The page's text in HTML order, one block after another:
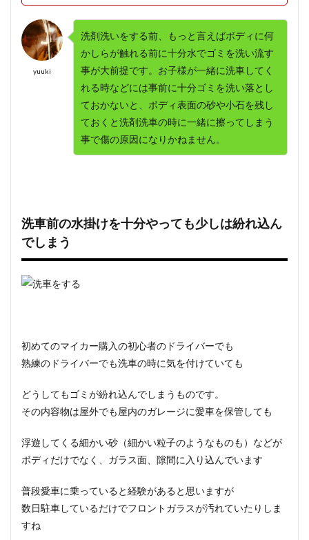
yuuki
洗剤洗いをする前、もっと言えばボディに何
かしらが触れる前に十分水でゴミを洗い流す
事が大前提です。お子様が一緒に洗車してく
れる時などには事前に十分ゴミを洗い落とし
ておかないと、ボディ表面の砂や小石を残し
ておくと洗剤洗車の時に一緒に擦ってしまう
事で傷の原因になりかねません。
洗車前の水掛けを十分やっても少しは紛れ込ん
でしまう
初めてのマイカー購入の初心者のドライバーでも
熟練のドライバーでも洗車の時に気を付けていても
どうしても ゴミが紛れ込んでしまう ものです。
その内容物は屋外でも屋内のガレージに愛車を保管しても
浮遊してくる細かい砂（細かい粒子のようなものも）などが
ボディだけでなく、ガラス面、隙間に入り込んでいます
普段愛車に乗っていると経験があると思いますが
数日駐車しているだけでフロントガラスが汚れていたりしま
すね